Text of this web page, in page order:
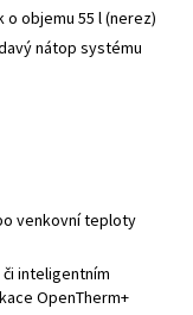
objemu 55 l (nerez)
nátop systému
venkovní teploty
inteligentním
OpenTherm+